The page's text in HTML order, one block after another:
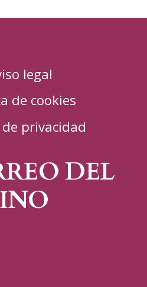
legal
de cookies
privacidad
DEL